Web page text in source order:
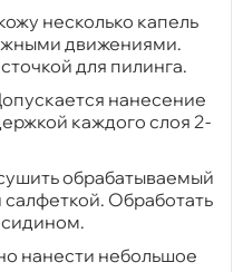
несколько капель
движениями.
для пилинга.
нанесение
каждого слоя 2-
обрабатываемый
Обработать
нанести небольшое